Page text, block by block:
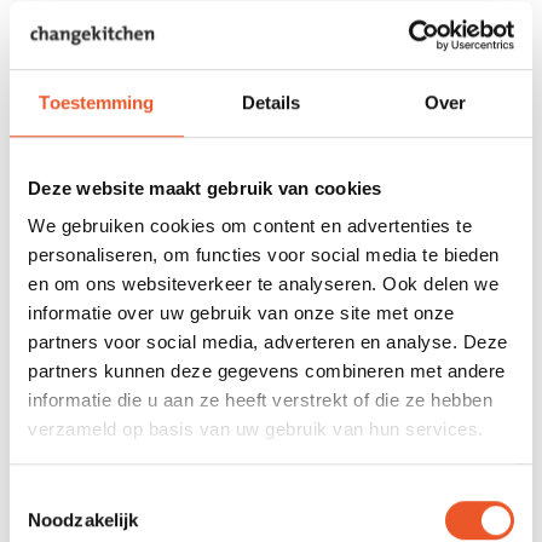
Toestemming Details Over
Deze website maakt gebruik van cookies
We gebruiken cookies om content en advertenties te
personaliseren, om functies voor social media te bieden
en om ons websiteverkeer te analyseren. Ook delen we
informatie over uw gebruik van onze site met onze
partners voor social media, adverteren en analyse. Deze
partners kunnen deze gegevens combineren met andere
informatie die u aan ze heeft verstrekt of die ze hebben
verzameld op basis van uw gebruik van hun services.
Noodzakelijk
zorgen dat het scrumproces goed verloopt. Wijken
teamleden te ver af van het scrumproces? Dan is de scrum
master degene die hen terugfluit en weer op de goede weg
Het hebben van een helikopterview
Zorg dat het team gefocust blijft. Die focus blijken
teamleden overigens heel prettig te vinden. Het komt
tijdens ieder project weleens voor dat er onverwachte
gebeurtenissen plaatsvinden. Neem een urgent verzoek
van de directie. De scrum master zorgt ervoor dat dit op de
juiste manier in het proces wordt ingebracht. Een nieuw
verzoek wordt in een volgende sprint ingebracht en een
verzoek met impact op de huidige sprint wordt besproken
moet dus altijd op de hoogte zijn van onverwachte dingen.
Hij heeft het beste overzicht over de lopende